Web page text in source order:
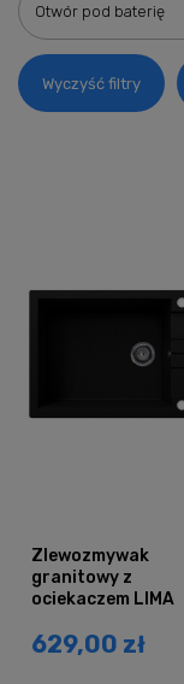
Otwór pod baterię
Wyczyść filtry
Zlewozmywak
granitowy z
ociekaczem LIMA
629,00 zł